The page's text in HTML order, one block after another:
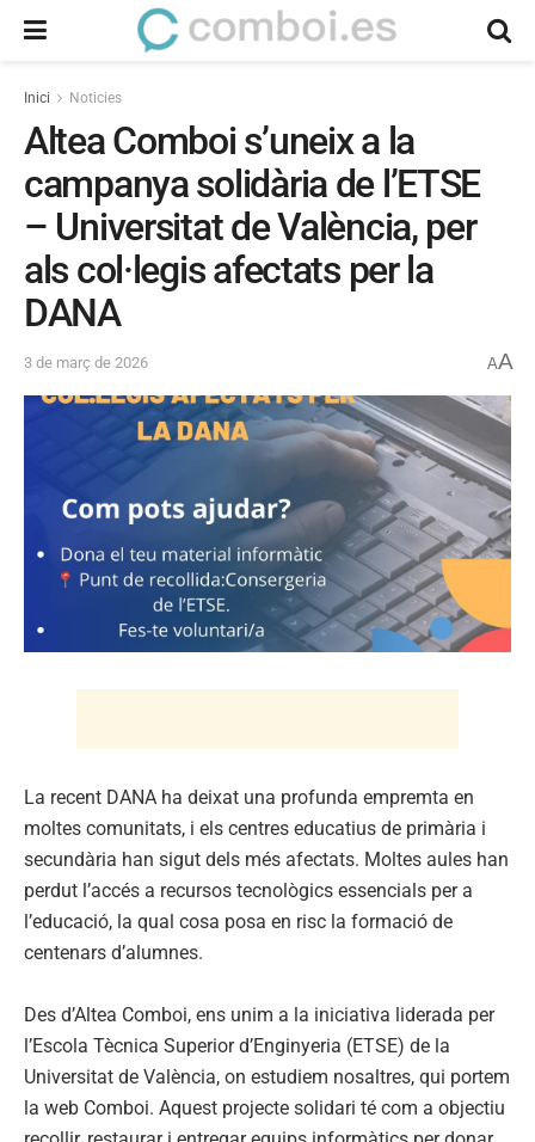
Inici Noticies
Altea Comboi s’uneix a la
campanya solidària de l’ETSE
– Universitat de València, per
als col·legis afectats per la
DANA
3 de març de 2026 AA
La recent DANA ha deixat una profunda empremta en
moltes comunitats, i els centres educatius de primària i
secundària han sigut dels més afectats. Moltes aules han
perdut l’accés a recursos tecnològics essencials per a
l’educació, la qual cosa posa en risc la formació de
centenars d’alumnes.
Des d’Altea Comboi, ens unim a la iniciativa liderada per
l’Escola Tècnica Superior d’Enginyeria (ETSE) de la
Universitat de València, on estudiem nosaltres, qui portem
la web Comboi. Aquest projecte solidari té com a objectiu